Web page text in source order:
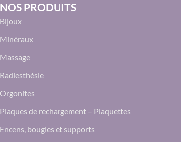
NOS PRODUITS
Bijoux
Minéraux
Massage
Radiesthésie
Orgonites
Plaques de rechargement – Plaquettes
Encens, bougies et supports